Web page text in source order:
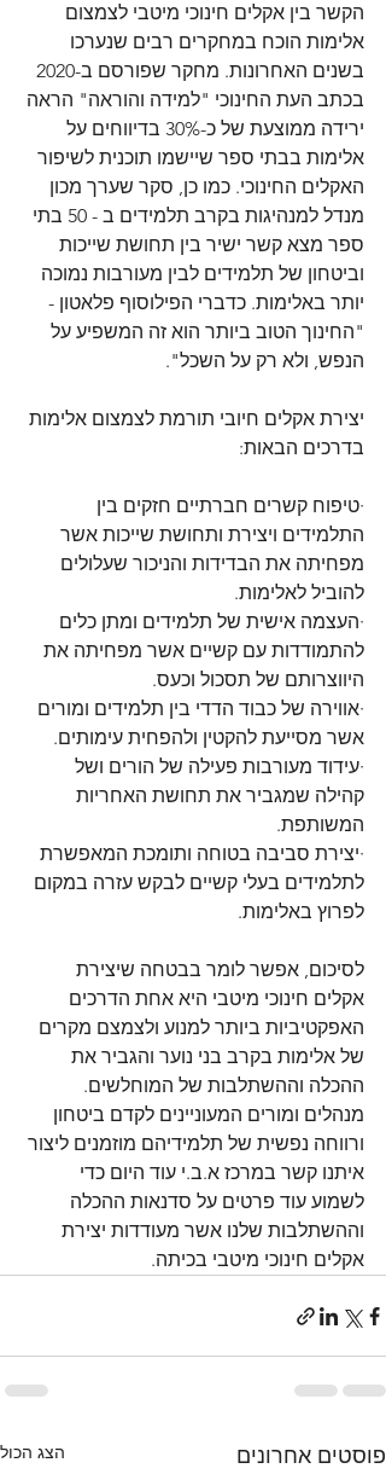
הקשר בין אקלים חינוכי מיטבי לצמצום
אלימות הוכח במחקרים רבים שנערכו
בכתב העת החינוכי "למידה והוראה" הראה
ירידה ממוצעת של כ-30% בדיווחים על
אלימות בבתי ספר שיישמו תוכנית לשיפור
האקלים החינוכי. כמו כן, סקר שערך מכון
מנדל למנהיגות בקרב תלמידים ב - 50 בתי
ספר מצא קשר ישיר בין תחושת שייכות
וביטחון של תלמידים לבין מעורבות נמוכה
יותר באלימות. כדברי הפילוסוף פלאטון -
"החינוך הטוב ביותר הוא זה המשפיע על
הנפש, ולא רק על השכל".
יצירת אקלים חיובי תורמת לצמצום אלימות
בדרכים הבאות:
·טיפוח קשרים חברתיים חזקים בין
התלמידים ויצירת ותחושת שייכות אשר
מפחיתה את הבדידות והניכור שעלולים
להוביל לאלימות.
·העצמה אישית של תלמידים ומתן כלים
להתמודדות עם קשיים אשר מפחיתה את
היווצרותם של תסכול וכעס.
·אווירה של כבוד הדדי בין תלמידים ומורים
אשר מסייעת להקטין ולהפחית עימותים.
·עידוד מעורבות פעילה של הורים ושל
קהילה שמגביר את תחושת האחריות
המשותפת.
·יצירת סביבה בטוחה ותומכת המאפשרת
לתלמידים בעלי קשיים לבקש עזרה במקום
לפרוץ באלימות.
לסיכום, אפשר לומר בבטחה שיצירת
אקלים חינוכי מיטבי היא אחת הדרכים
האפקטיביות ביותר למנוע ולצמצם מקרים
של אלימות בקרב בני נוער והגביר את
ההכלה וההשתלבות של המוחלשים.
מנהלים ומורים המעוניינים לקדם ביטחון
ורווחה נפשית של תלמידיהם מוזמנים ליצור
איתנו קשר במרכז א.ב.י עוד היום כדי
לשמוע עוד פרטים על סדנאות ההכלה
וההשתלבות שלנו אשר מעודדות יצירת
אקלים חינוכי מיטבי בכיתה.
פוסטים אחרונים הצג הכול